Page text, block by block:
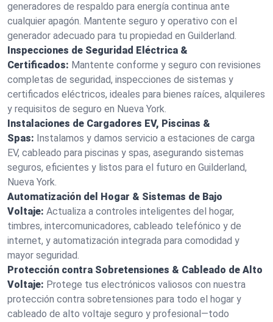
generadores de respaldo para energía continua ante
cualquier apagón. Mantente seguro y operativo con el
generador adecuado para tu propiedad en Guilderland.
Inspecciones de Seguridad Eléctrica &
Certificados: Mantente conforme y seguro con revisiones
completas de seguridad, inspecciones de sistemas y
certificados eléctricos, ideales para bienes raíces, alquileres
y requisitos de seguro en Nueva York.
Instalaciones de Cargadores EV, Piscinas &
Spas: Instalamos y damos servicio a estaciones de carga
EV, cableado para piscinas y spas, asegurando sistemas
seguros, eficientes y listos para el futuro en Guilderland,
Nueva York.
Automatización del Hogar & Sistemas de Bajo
Voltaje: Actualiza a controles inteligentes del hogar,
timbres, intercomunicadores, cableado telefónico y de
internet, y automatización integrada para comodidad y
mayor seguridad.
Protección contra Sobretensiones & Cableado de Alto
Voltaje: Protege tus electrónicos valiosos con nuestra
protección contra sobretensiones para todo el hogar y
cableado de alto voltaje seguro y profesional—todo